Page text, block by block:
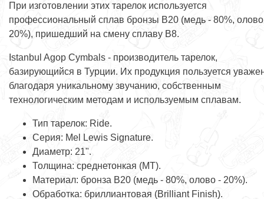
При изготовлении этих тарелок используется
профессиональный сплав бронзы В20 (медь - 80%,
20%), пришедший на смену сплаву В8.
Istanbul Agop Cymbals - производитель тарелок,
базирующийся в Турции. Их продукция пользуется
благодаря уникальному звучанию, собственным
технологическим методам и используемым сплавам.
Тип тарелок: Ride.
Серия: Mel Lewis Signature.
Диаметр: 21".
Толщина: среднетонкая (MT).
Материал: бронза В20 (медь - 80%, олово - 20%).
Обработка: бриллиантовая (Brilliant Finish).